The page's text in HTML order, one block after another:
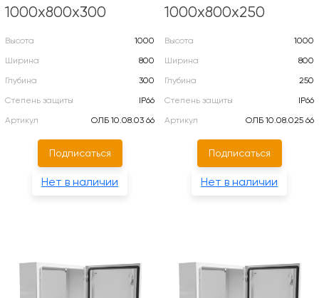
1000х800х300
Высота
1000
Ширина
800
Глубина
300
Степень защиты
IP66
Артикул
ОЛБ 10.08.03 66
Подписаться
Нет в наличии
1000х800х250
Высота
1000
Ширина
800
Глубина
250
Степень защиты
IP66
Артикул
ОЛБ 10.08.025 66
Подписаться
Нет в наличии